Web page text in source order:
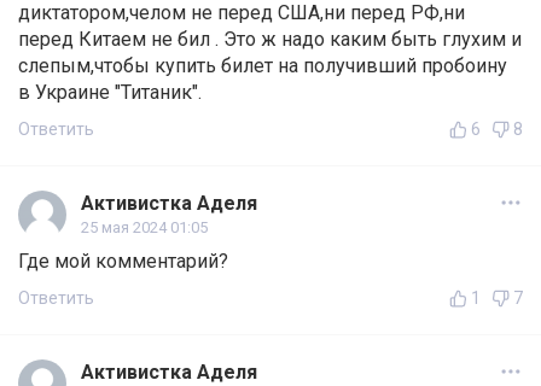
диктатором,челом не перед США,ни перед РФ,ни
перед Китаем не бил . Это ж надо каким быть глухим и
слепым,чтобы купить билет на получивший пробоину
в Украине "Титаник".
Ответить 6 8
Активистка Аделя
25 мая 2024 01:05
Где мой комментарий?
Ответить 1 7
Активистка Аделя